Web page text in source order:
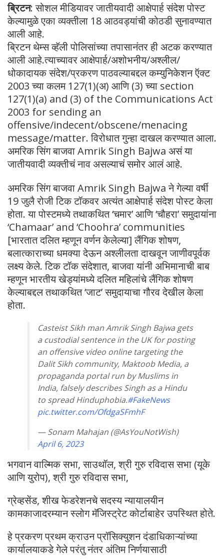
ब्रिटन: सोशल मीडियावर जातीयवादी आक्षेपार्ह संदेश पोस्ट
केल्यामुळे एका व्यक्तीला 18 आठवड्यांची कोठडी सुनावण्यात
आली आहे.
ब्रिटन थेम्स व्हॅली पोलिसांच्या तपासानंतर ही अटक करण्यात
आली आहे.त्याच्यावर आक्षेपार्ह/अशोभनीय/अश्लील/
धोकादायक संदेश/प्रकरण पाठवल्याबद्दल कम्युनिकेशन ऍक्ट
2003 च्या कलम 127(1)(अ) आणि (3) च्या section
127(1)(a) and (3) of the Communications Act
2003 for sending an
offensive/indecent/obscene/menacing
message/matter. विरोधात गुन्हा दाखल करण्यात आला.
अमरिक सिंग बाजवा Amrik Singh Bajwa असं या
जातीयवादी व्यक्तीचं नाव असल्याचं समोर आलं आहे.
अमरिक सिंग बाजवा Amrik Singh Bajwa ने गेल्या वर्षी
19 जुलै रोजी टिक टॉकवर अत्यंत आक्षेपार्ह संदेश पोस्ट केला
होता. या पोस्टमध्ये तथाकथित ‘चमार’ आणि ‘चौहरा’ समुदायांना
‘Chamaar’ and ‘Choohra’ communities
[भारतात दलित म्हणून वर्णन केलेल्या] लैंगिक शोषण,
बलात्काराच्या धमक्या देऊन अश्लीलता दाखवून जाणीवपूर्वक
लक्ष्य केले. टिक टॉक संदेशात, बाजवा यांनी अभिमानाची बाब
म्हणून भारतीय खेड्यांमध्ये दलित महिलांचे लैंगिक शोषण
केल्याबद्दल तथाकथित ‘जाट’ समुदायाचा गौरव देखील केला
होता.
Casteist Sikh man Amrik Singh Bajwa gets
a custodial sentence in the UK for posting
an offensive video online targeting the
Dalit Sikh community, Maktoob Media, a
propaganda portal run by Muslims in
India, falsely describes Singh as a Hindu
to spread Hinduphobia.#FakeNews
pic.twitter.com/OfdgaSFmhF
— Sonam Mahajan (@AsYouNotWish)
April 6, 2023
भगवान वाल्मिक सभा, साउथॉल, श्री गुरु रविदास सभा (यूके
आणि युरोप), श्री गुरु रविदास सभा,
ग्रेव्हसेंड, शीख फेडरेशनचे सदस्य न्यायालयीन
कामकाजादरम्यान स्लोग मॅजिस्ट्रेट कोर्टाबाहेर उपस्थित होते.
हे प्रकरण प्रथम क्राउन प्रॉसिक्युशन दंडाधिकाऱ्यांच्या
कार्यालयाकडे गेले परंतु नंतर अंतिम निर्णयासाठी